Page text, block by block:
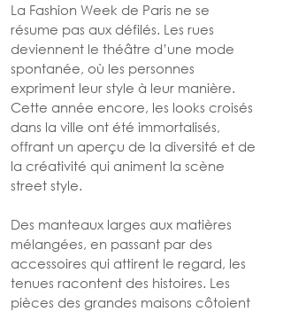
La Fashion Week de Paris ne se
résume pas aux défilés. Les rues
deviennent le théâtre d’une mode
spontanée, où les personnes
expriment leur style à leur manière.
Cette année encore, les looks croisés
dans la ville ont été immortalisés,
offrant un aperçu de la diversité et de
la créativité qui animent la scène
street style.
Des manteaux larges aux matières
mélangées, en passant par des
accessoires qui attirent le regard, les
tenues racontent des histoires. Les
pièces des grandes maisons côtoient